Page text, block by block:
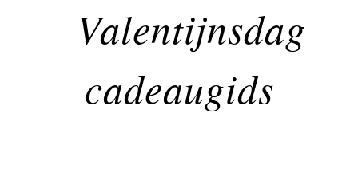
Valentijnsdag
cadeaugids